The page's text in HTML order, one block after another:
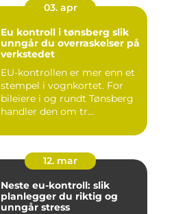
03. apr
Eu kontroll i tønsberg slik
unngår du overraskelser på
verkstedet
EU-kontrollen er mer enn et
stempel i vognkortet. For
bileiere i og rundt Tønsberg
handler den om tr...
12. mar
Neste eu-kontroll: slik
planlegger du riktig og
unngår stress